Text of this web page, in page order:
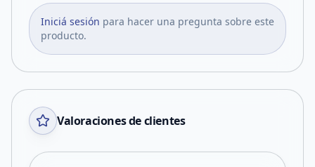
Iniciá sesión para hacer una pregunta sobre este
producto.
Valoraciones de clientes